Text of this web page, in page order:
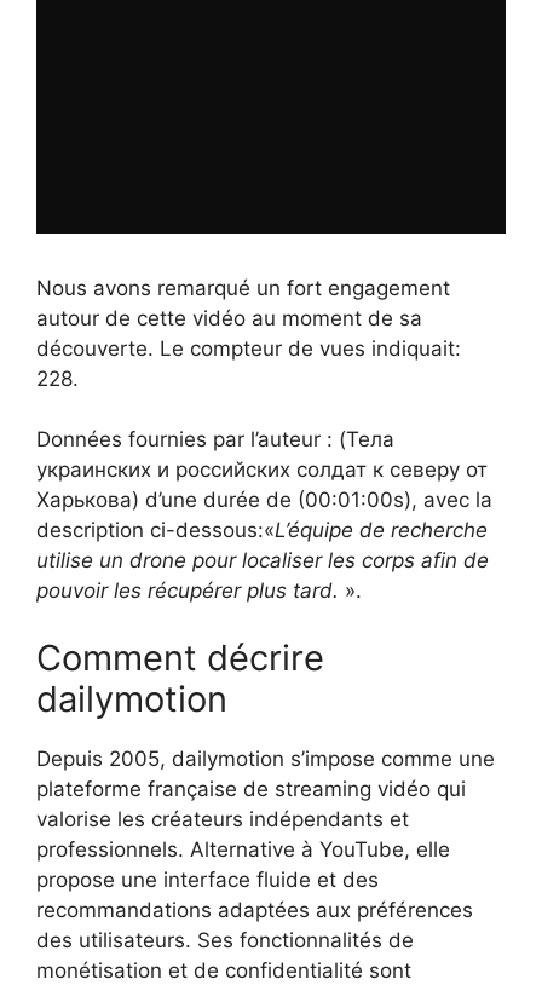
Nous avons remarqué un fort engagement
autour de cette vidéo au moment de sa
découverte. Le compteur de vues indiquait:
228.
Données fournies par l’auteur : (Тела
украинских и российских солдат к северу от
Харькова) d’une durée de (00:01:00s), avec la
description ci-dessous:«L’équipe de recherche
utilise un drone pour localiser les corps afin de
pouvoir les récupérer plus tard. ».
Comment décrire
dailymotion
Depuis 2005, dailymotion s’impose comme une
plateforme française de streaming vidéo qui
valorise les créateurs indépendants et
professionnels. Alternative à YouTube, elle
propose une interface fluide et des
recommandations adaptées aux préférences
des utilisateurs. Ses fonctionnalités de
monétisation et de confidentialité sont